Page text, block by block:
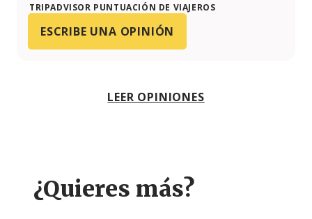
TRIPADVISOR PUNTUACIÓN DE VIAJEROS
ESCRIBE UNA OPINIÓN
LEER OPINIONES
¿Quieres más?